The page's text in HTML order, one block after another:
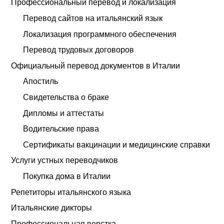
Перевод сайтов на итальянский язык
Локализация программного обеспечения
Перевод трудовых договоров
Официальный перевод документов в Италии
Апостиль
Свидетельства о браке
Дипломы и аттестаты
Водительские права
Сертификаты вакцинации и медицинские справки
Услуги устных переводчиков
Покупка дома в Италии
Репетиторы итальянского языка
Итальянские дикторы